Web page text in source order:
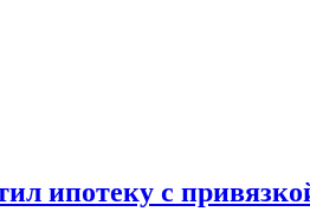
ипотеку с